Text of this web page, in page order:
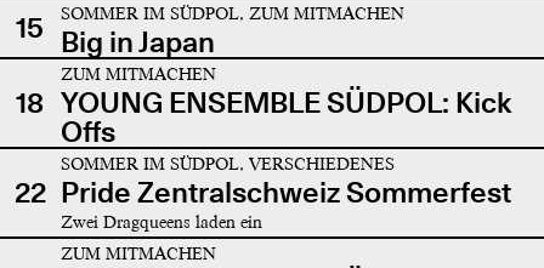
15
SOMMER IM SÜDPOL, ZUM MITMACHEN
Big in Japan
18
ZUM MITMACHEN
YOUNG ENSEMBLE SÜDPOL: Kick
Offs
22
SOMMER IM SÜDPOL, VERSCHIEDENES
Pride Zentralschweiz Sommerfest
Zwei Dragqueens laden ein
ZUM MITMACHEN